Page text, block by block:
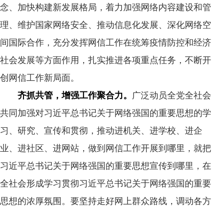
念、加快构建新发展格局，着力加强网络内容建设和管
理、维护国家网络安全、推动信息化发展、深化网络空
间国际合作，充分发挥网信工作在统筹疫情防控和经济
社会发展等方面作用，扎实推进各项重点任务，不断开
创网信工作新局面。
齐抓共管，增强工作聚合力。 广泛动员全党全社会
共同加强对习近平总书记关于网络强国的重要思想的学
习、研究、宣传和贯彻，推动进机关、进学校、进企
业、进社区、进网站，做到网信工作开展到哪里，就把
习近平总书记关于网络强国的重要思想宣传到哪里，在
全社会形成学习贯彻习近平总书记关于网络强国的重要
思想的浓厚氛围。要坚持走好网上群众路线，调动各方